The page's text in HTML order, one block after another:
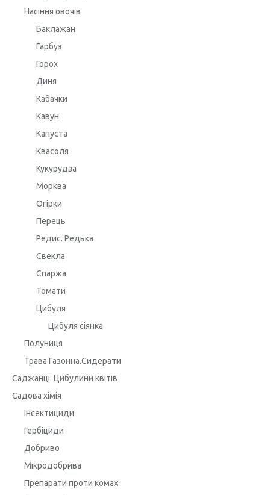
Насіння овочів
Баклажан
Гарбуз
Горох
Диня
Кабачки
Кавун
Капуста
Квасоля
Кукурудза
Морква
Огірки
Перець
Редис. Редька
Свекла
Спаржа
Томати
Цибуля
Цибуля сіянка
Полуниця
Трава Газонна.Сидерати
Саджанці. Цибулини квітів
Садова хімія
Інсектициди
Гербіциди
Добриво
Мікродобрива
Препарати проти комах